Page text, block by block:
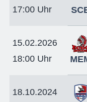
17:00 Uhr
15.02.2026
18:00 Uhr
18.10.2024